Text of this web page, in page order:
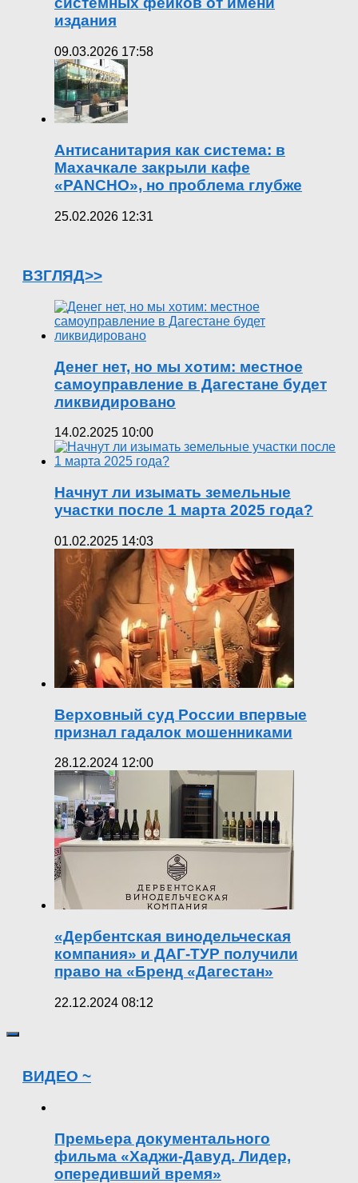
издания
09.03.2026 17:58
Антисанитария как система: в
Махачкале закрыли кафе
«PANCHO», но проблема глубже
25.02.2026 12:31
ВЗГЛЯД>>
Денег нет, но мы хотим: местное
самоуправление в Дагестане будет
ликвидировано
14.02.2025 10:00
Начнут ли изымать земельные
участки после 1 марта 2025 года?
01.02.2025 14:03
Верховный суд России впервые
признал гадалок мошенниками
28.12.2024 12:00
«Дербентская винодельческая
компания» и ДАГ-ТУР получили
право на «Бренд «Дагестан»
22.12.2024 08:12
ВИДЕО ~
Премьера документального
фильма «Хаджи-Давуд. Лидер,
опередивший время»